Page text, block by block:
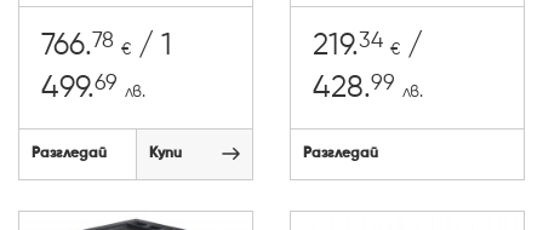
766.78 € / 1
499.69 лв.
Разгледай Купи
219.34 € /
428.99 лв.
Разгледай